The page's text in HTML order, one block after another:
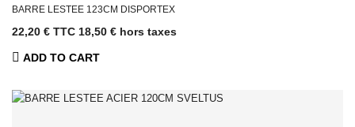
BARRE LESTEE 123CM DISPORTEX
22,20 € TTC 18,50 € hors taxes
ADD TO CART